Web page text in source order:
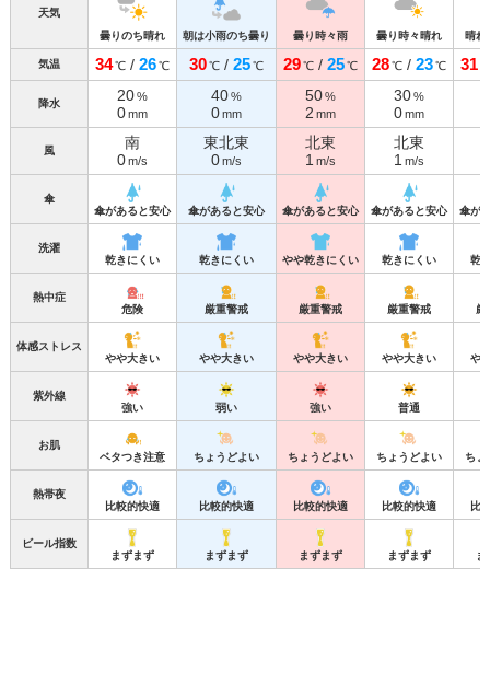
天気
曇りのち晴れ
朝は小雨のち曇り 曇り時々雨 曇り時々晴れ 晴れ
気温 34℃/ 26℃ 30℃/ 25℃ 29℃/ 25℃ 28℃/ 23℃ 31
降水 20%
0mm
40%
0mm
50%
2 mm
30%
0mm
風
南
0m/s
東北東
0m/s
北東
1 m/s
北東
1 m/s
傘
傘があると安心
傘があると安心 傘があると安心 傘があると安心 傘が
洗濯
乾きにくい
乾きにくい やや乾きにくい 乾きにくい 乾
熱中症
危険
厳重警戒 厳重警戒 厳重警戒 厳
体感ストレス
やや大きい
やや大きい やや大きい やや大きい や
紫外線
強い
弱い 強い 普通
お肌
ベタつき注意
ちょうどよい ちょうどよい ちょうどよい ちょ
熱帯夜
比較的快適
比較的快適 比較的快適 比較的快適 比
ビール指数
まずまず
まずまず まずまず まずまず ま